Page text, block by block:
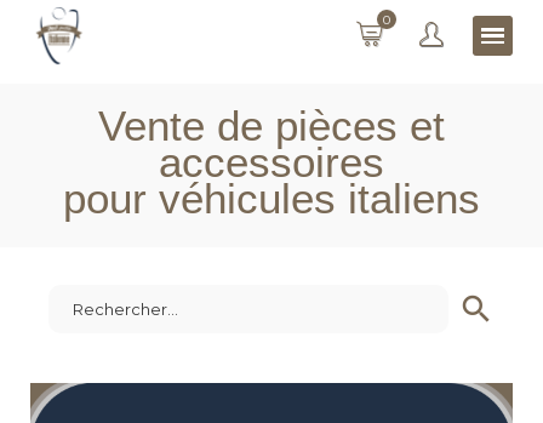
0
Vente de pièces et
accessoires
pour véhicules italiens